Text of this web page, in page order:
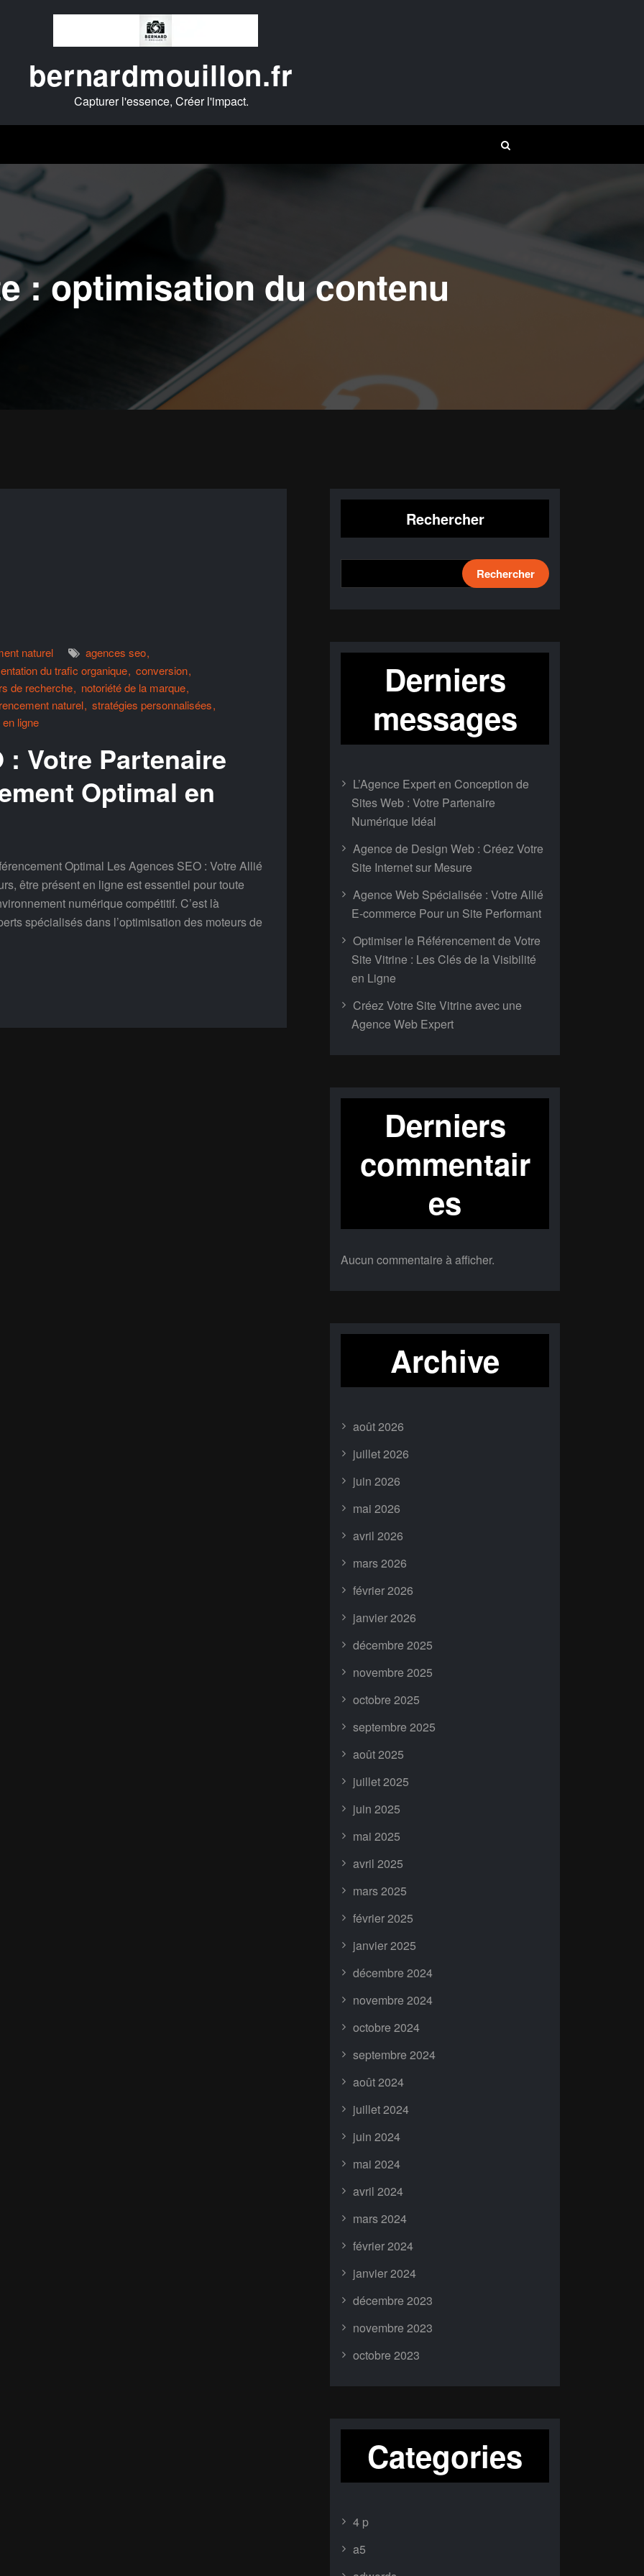
bernardmouillon.fr
Capturer l'essence, Créer l'impact.
: optimisation du contenu
naturel
agences seo
du trafic organique conversion
de recherche
notoriété de la marque
naturel stratégies personnalisées
ligne
: Votre Partenaire
Optimal en
Optimal Les Agences SEO : Votre Allié
être présent en ligne est essentiel pour toute
numérique compétitif. C’est là
spécialisés dans l’optimisation des moteurs de
Rechercher
Rechercher
Derniers
messages
L’Agence Expert en Conception de
Sites Web : Votre Partenaire
Numérique Idéal
Agence de Design Web : Créez Votre
Site Internet sur Mesure
Agence Web Spécialisée : Votre Allié
E-commerce Pour un Site Performant
Optimiser le Référencement de Votre
Site Vitrine : Les Clés de la Visibilité
en Ligne
Créez Votre Site Vitrine avec une
Agence Web Expert
Derniers
commentair
es
Aucun commentaire à afficher.
Archive
août 2026
juillet 2026
juin 2026
mai 2026
avril 2026
mars 2026
février 2026
janvier 2026
décembre 2025
novembre 2025
octobre 2025
septembre 2025
août 2025
juillet 2025
juin 2025
mai 2025
avril 2025
mars 2025
février 2025
janvier 2025
décembre 2024
novembre 2024
octobre 2024
septembre 2024
août 2024
juillet 2024
juin 2024
mai 2024
avril 2024
mars 2024
février 2024
janvier 2024
décembre 2023
novembre 2023
octobre 2023
Categories
4 p
a5